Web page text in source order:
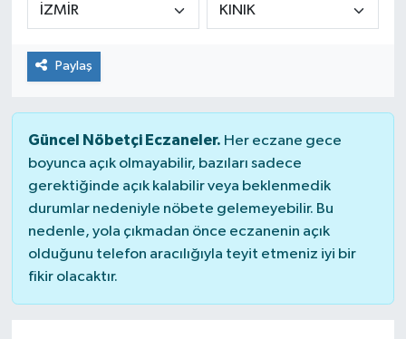
Paylaş
Güncel Nöbetçi Eczaneler. Her eczane gece
boyunca açık olmayabilir, bazıları sadece
gerektiğinde açık kalabilir veya beklenmedik
durumlar nedeniyle nöbete gelemeyebilir. Bu
nedenle, yola çıkmadan önce eczanenin açık
olduğunu telefon aracılığıyla teyit etmeniz iyi bir
fikir olacaktır.
Genel
Güncel
İlim & İrfan
Kültür & Sanat
KURDÎ
Sağlık